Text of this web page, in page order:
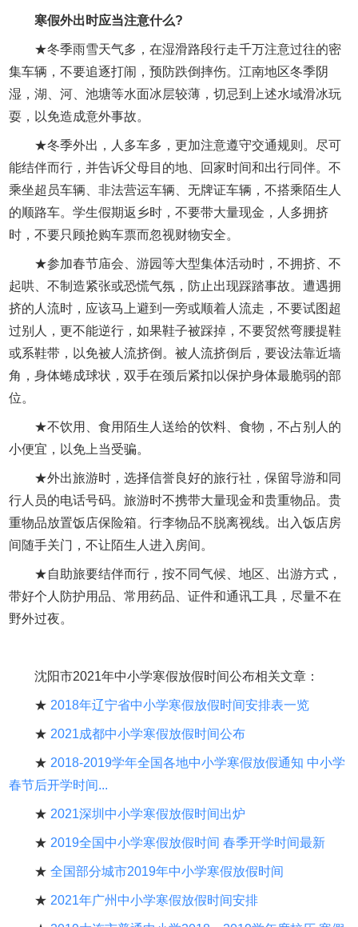
寒假外出时应当注意什么?
★冬季雨雪天气多，在湿滑路段行走千万注意过往的密
集车辆，不要追逐打闹，预防跌倒摔伤。江南地区冬季阴
湿，湖、河、池塘等水面冰层较薄，切忌到上述水域滑冰玩
耍，以免造成意外事故。
★冬季外出，人多车多，更加注意遵守交通规则。尽可
能结伴而行，并告诉父母目的地、回家时间和出行同伴。不
乘坐超员车辆、非法营运车辆、无牌证车辆，不搭乘陌生人
的顺路车。学生假期返乡时，不要带大量现金，人多拥挤
时，不要只顾抢购车票而忽视财物安全。
★参加春节庙会、游园等大型集体活动时，不拥挤、不
起哄、不制造紧张或恐慌气氛，防止出现踩踏事故。遭遇拥
挤的人流时，应该马上避到一旁或顺着人流走，不要试图超
过别人，更不能逆行，如果鞋子被踩掉，不要贸然弯腰提鞋
或系鞋带，以免被人流挤倒。被人流挤倒后，要设法靠近墙
角，身体蜷成球状，双手在颈后紧扣以保护身体最脆弱的部
位。
★不饮用、食用陌生人送给的饮料、食物，不占别人的
小便宜，以免上当受骗。
★外出旅游时，选择信誉良好的旅行社，保留导游和同
行人员的电话号码。旅游时不携带大量现金和贵重物品。贵
重物品放置饭店保险箱。行李物品不脱离视线。出入饭店房
间随手关门，不让陌生人进入房间。
★自助旅要结伴而行，按不同气候、地区、出游方式，
带好个人防护用品、常用药品、证件和通讯工具，尽量不在
野外过夜。
沈阳市2021年中小学寒假放假时间公布相关文章：
★ 2018年辽宁省中小学寒假放假时间安排表一览
★ 2021成都中小学寒假放假时间公布
★ 2018-2019学年全国各地中小学寒假放假通知 中小学
春节后开学时间...
★ 2021深圳中小学寒假放假时间出炉
★ 2019全国中小学寒假放假时间 春季开学时间最新
★全国部分城市2019年中小学寒假放假时间
★ 2021年广州中小学寒假放假时间安排